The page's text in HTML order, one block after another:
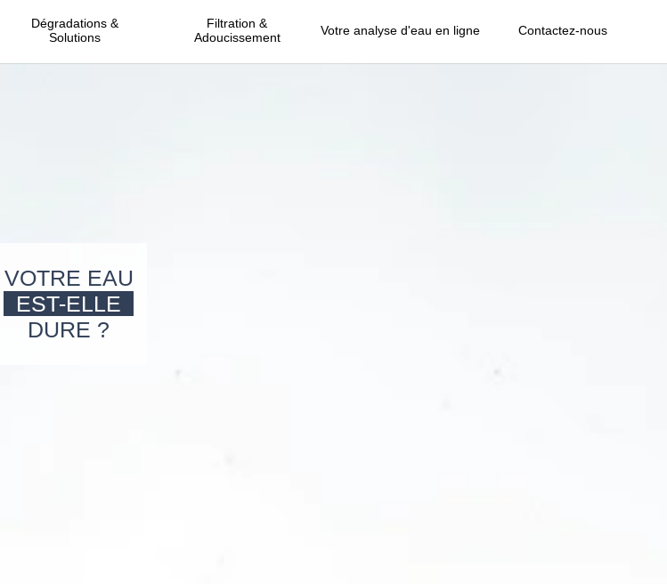
Dégradations &
Solutions
Filtration &
Adoucissement
Votre analyse d'eau en ligne Contactez-nous
VOTRE EAU
EST-ELLE
DURE ?